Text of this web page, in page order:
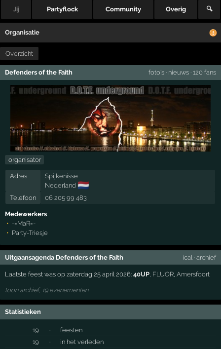
Jij Partyflock Community Overig 🔍
Organisatie
Overzicht
Defenders of the Faith foto's· nieuws· 120 fans
organisator
Adres
Spijkenisse
Nederland 🇳🇱
Telefoon 06 205 99 483
Medewerkers
-=MaR=-
Party-Triesje
Uitgaansagenda Defenders of the Faith ical · archief
Laatste feest was op zaterdag 25 april 2026:40UP, FLUOR,Amersfoort
toon archief, 19 evenementen
Statistieken
19 ·
feesten
19
·
in het verleden